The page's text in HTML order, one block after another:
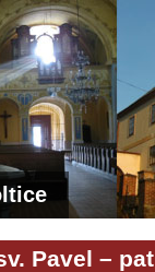
Pavel –